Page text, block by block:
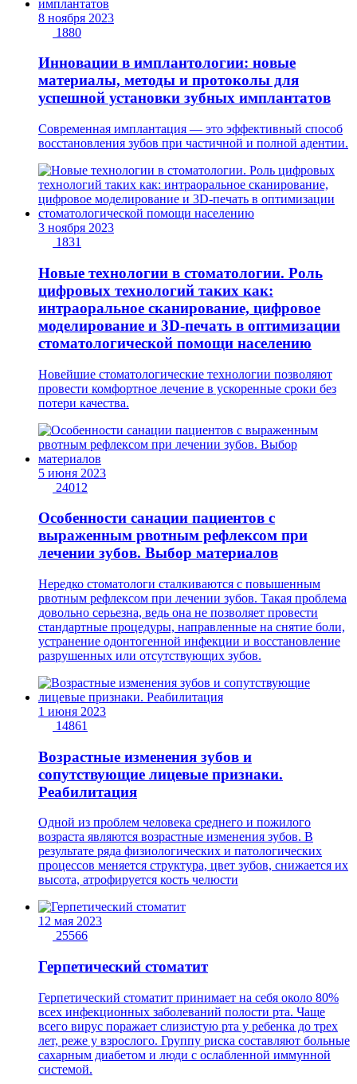
8 ноября 2023
1880
Инновации в имплантологии: новые
материалы, методы и протоколы для
успешной установки зубных имплантатов
Современная имплантация — это эффективный способ
восстановления зубов при частичной и полной адентии.
3 ноября 2023
1831
Новые технологии в стоматологии. Роль
цифровых технологий таких как:
интраоральное сканирование, цифровое
моделирование и 3D-печать в оптимизации
стоматологической помощи населению
Новейшие стоматологические технологии позволяют
провести комфортное лечение в ускоренные сроки без
потери качества.
5 июня 2023
24012
Особенности санации пациентов с
выраженным рвотным рефлексом при
лечении зубов. Выбор материалов
Нередко стоматологи сталкиваются с повышенным
рвотным рефлексом при лечении зубов. Такая проблема
довольно серьезна, ведь она не позволяет провести
стандартные процедуры, направленные на снятие боли,
устранение одонтогенной инфекции и восстановление
разрушенных или отсутствующих зубов.
1 июня 2023
14861
Возрастные изменения зубов и
сопутствующие лицевые признаки.
Реабилитация
Одной из проблем человека среднего и пожилого
возраста являются возрастные изменения зубов. В
результате ряда физиологических и патологических
процессов меняется структура, цвет зубов, снижается их
высота, атрофируется кость челюсти
12 мая 2023
25566
Герпетический стоматит
Герпетический стоматит принимает на себя около 80%
всех инфекционных заболеваний полости рта. Чаще
всего вирус поражает слизистую рта у ребенка до трех
лет, реже у взрослого. Группу риска составляют больные
сахарным диабетом и люди с ослабленной иммунной
системой.